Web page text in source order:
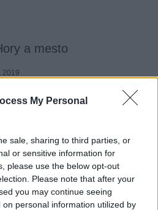
My Personal
sale, sharing to third parties, or
or sensitive information for
please use the below opt-out
Please note that after your
you may continue seeing
personal information utilized by
a mesto
2019